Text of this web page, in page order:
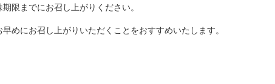
限までにお召し上がりください。
めにお召し上がりいただくことをおすすめいたします。